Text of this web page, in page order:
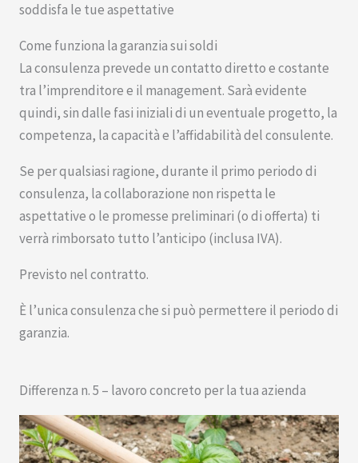
soddisfa le tue aspettative
Come funziona la garanzia sui soldi
La consulenza prevede un contatto diretto e costante
tra l’imprenditore e il management. Sarà evidente
quindi, sin dalle fasi iniziali di un eventuale progetto, la
competenza, la capacità e l’affidabilità del consulente.
Se per qualsiasi ragione, durante il primo periodo di
consulenza, la collaborazione non rispetta le
aspettative o le promesse preliminari (o di offerta) ti
verrà rimborsato tutto l’anticipo (inclusa IVA).
Previsto nel contratto.
È l’unica consulenza che si può permettere il periodo di
garanzia.
Differenza n. 5 – lavoro concreto per la tua azienda